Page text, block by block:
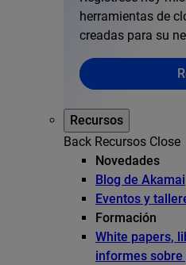
herramientas de
creadas para su
Recursos
Back Recursos Close
Novedades
Blog de Akamai
Eventos y
Formación
White papers,
informes